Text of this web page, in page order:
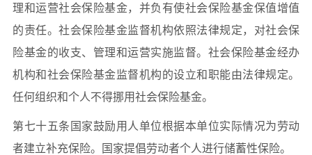
理和运营社会保险基金，并负有使社会保险基金保值增值
的责任。社会保险基金监督机构依照法律规定，对社会保
险基金的收支、管理和运营实施监督。社会保险基金经办
机构和社会保险基金监督机构的设立和职能由法律规定。
任何组织和个人不得挪用社会保险基金。
第七十五条国家鼓励用人单位根据本单位实际情况为劳动
者建立补充保险。国家提倡劳动者个人进行储蓄性保险。